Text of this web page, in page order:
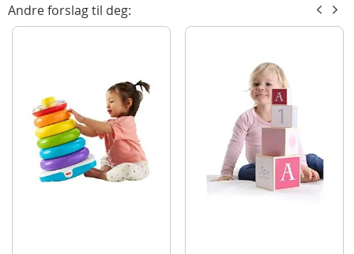
Alder: fra 6 måneder
Merke
Andre forslag til deg: